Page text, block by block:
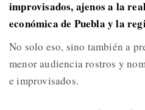
improvisados, ajenos a la
económica de Puebla y la
No solo eso, sino también a
menor audiencia rostros y
e improvisados.